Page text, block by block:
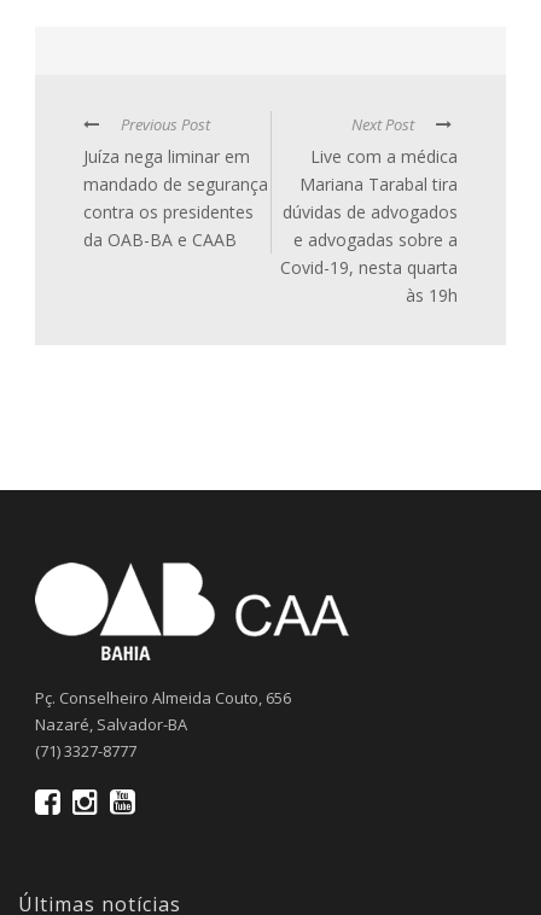
Previous Post
Juíza nega liminar em
mandado de segurança
contra os presidentes
da OAB-BA e CAAB
Next Post
Live com a médica
Mariana Tarabal tira
dúvidas de advogados
e advogadas sobre a
Covid-19, nesta quarta
às 19h
Pç. Conselheiro Almeida Couto, 656
Nazaré, Salvador-BA
(71) 3327-8777
Últimas notícias